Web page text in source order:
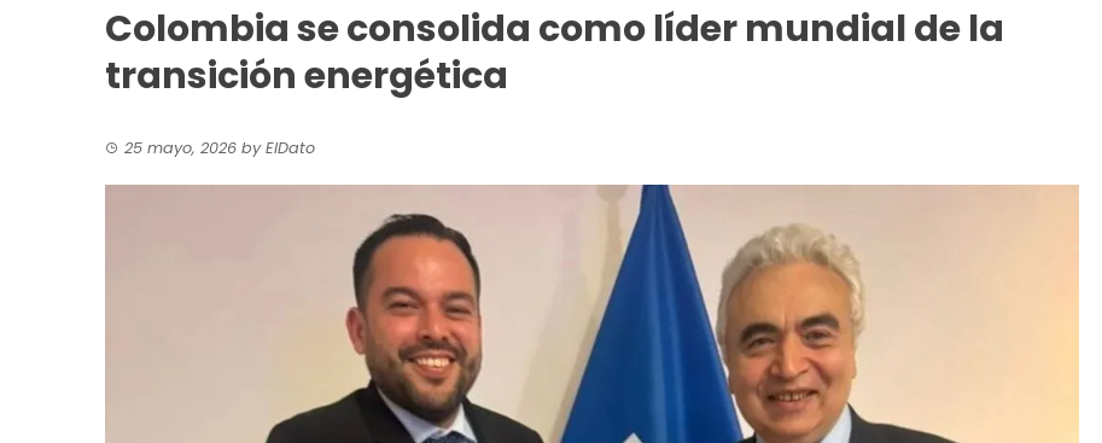
Colombia se consolida como líder mundial de la
transición energética
25 mayo, 2026 byElDato